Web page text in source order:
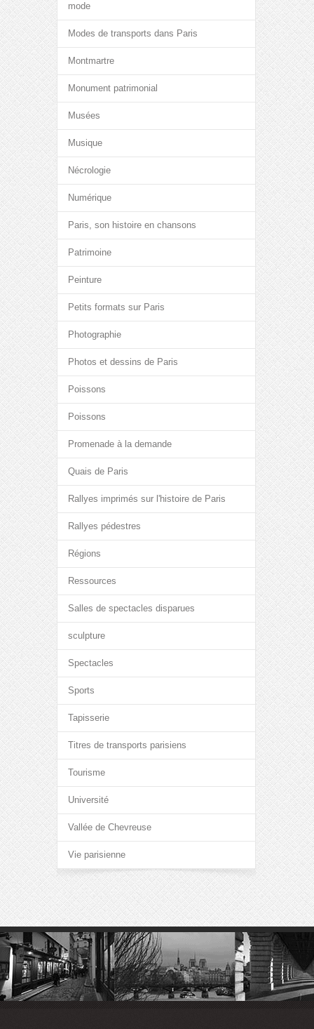
mode
Modes de transports dans Paris
Montmartre
Monument patrimonial
Musées
Musique
Nécrologie
Numérique
Paris, son histoire en chansons
Patrimoine
Peinture
Petits formats sur Paris
Photographie
Photos et dessins de Paris
Poissons
Poissons
Promenade à la demande
Quais de Paris
Rallyes imprimés sur l'histoire de Paris
Rallyes pédestres
Régions
Ressources
Salles de spectacles disparues
sculpture
Spectacles
Sports
Tapisserie
Titres de transports parisiens
Tourisme
Université
Vallée de Chevreuse
Vie parisienne